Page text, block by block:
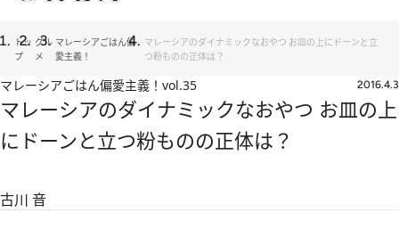
トッ
プ
グル
メ
マレーシアごはん偏
愛主義！
マレーシアのダイナミックなおやつ お皿の上にドーンと立
つ粉ものの正体は？
マレーシアごはん偏愛主義！ vol.35 2016.4.3
マレーシアのダイナミックなおやつ お皿の上
にドーンと立つ粉ものの正体は？
古川 音